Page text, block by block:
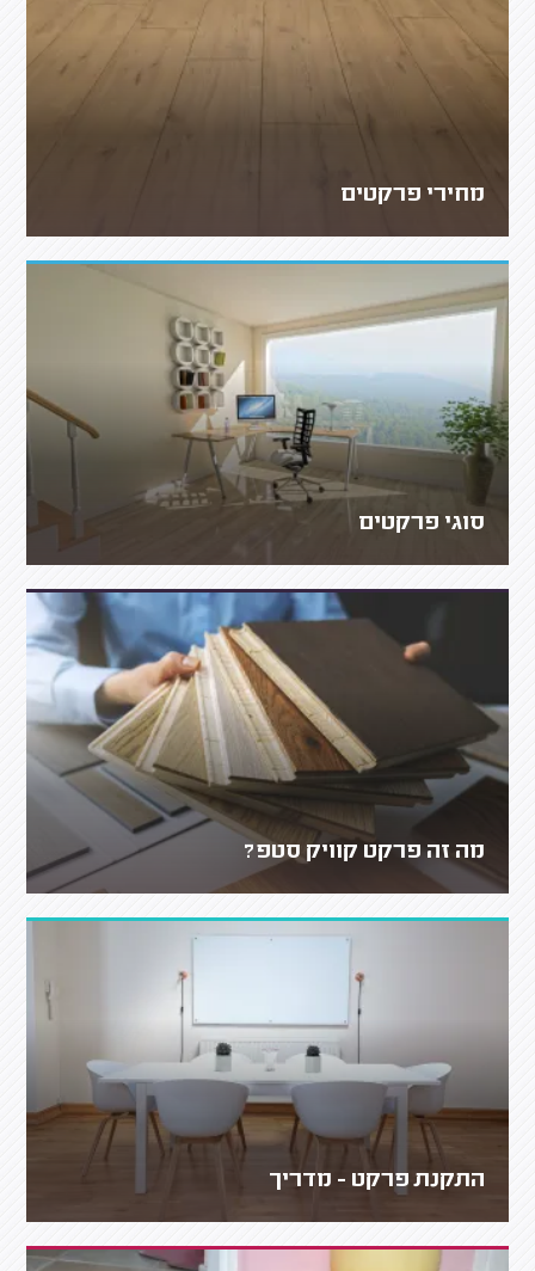
מחירי פרקטים
סוגי פרקטים
מה זה פרקט קוויק סטפ?
התקנת פרקט - מדריך